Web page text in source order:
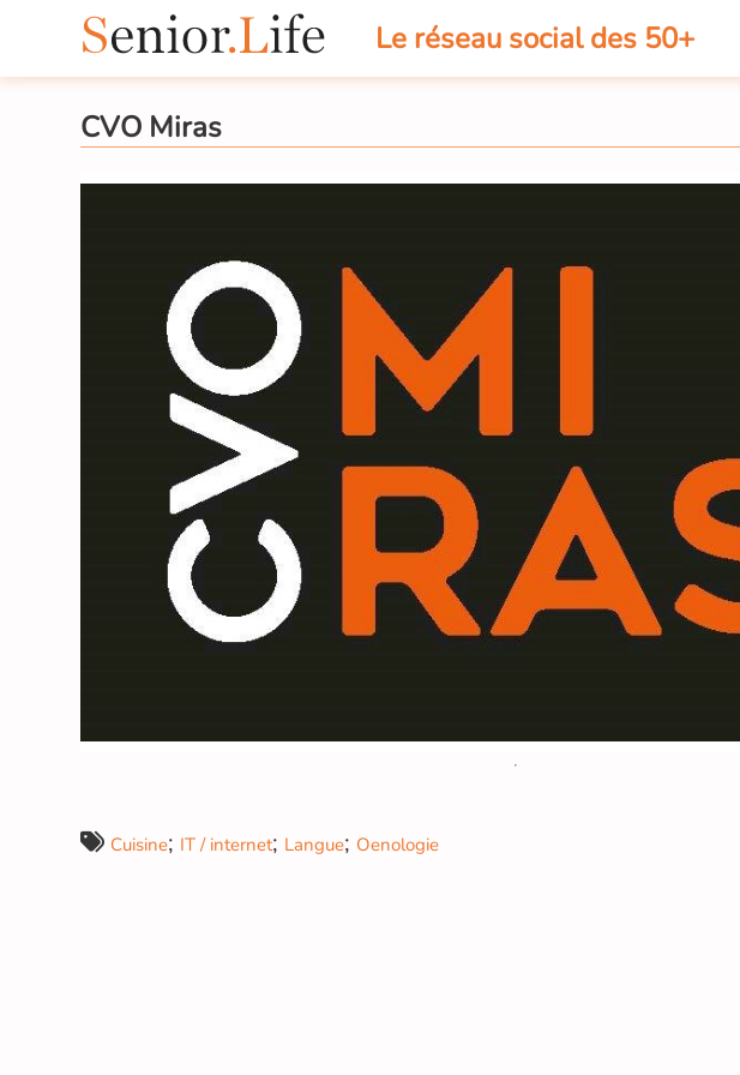
Le réseau social des 50+
CVO Miras
Cuisine; IT / internet; Langue; Oenologie